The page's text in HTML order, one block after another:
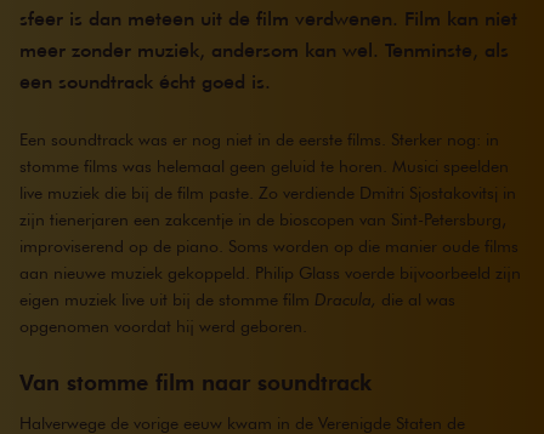
sfeer is dan meteen uit de film verdwenen. Film kan niet
meer zonder muziek, andersom kan wel. Tenminste, als
een soundtrack écht goed is.
Een soundtrack was er nog niet in de eerste films. Sterker nog: in
stomme films was helemaal geen geluid te horen. Musici speelden
live muziek die bij de film paste. Zo verdiende Dmitri Sjostakovitsj in
zijn tienerjaren een zakcentje in de bioscopen van Sint-Petersburg,
improviserend op de piano. Soms worden op die manier oude films
aan nieuwe muziek gekoppeld. Philip Glass voerde bijvoorbeeld zijn
eigen muziek live uit bij de stomme film Dracula, die al was
opgenomen voordat hij werd geboren.
Van stomme film naar soundtrack
Halverwege de vorige eeuw kwam in de Verenigde Staten de